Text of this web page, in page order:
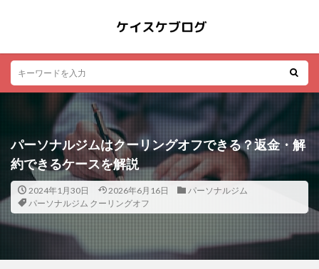
パーソナルジムはクーリングオフできる？返金・解
約できるケースを解説
2024年1月30日 2026年6月16日
パーソナルジム
パーソナルジム クーリングオフ